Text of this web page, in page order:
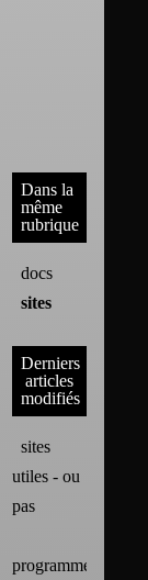
Dans la
même
rubrique
docs
sites
Derniers
articles
modifiés
sites
utiles - ou
pas
programmes